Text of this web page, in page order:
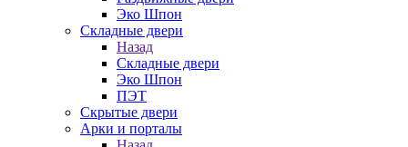
Эко Шпон
Складные двери
Назад
Складные двери
Эко Шпон
ПЭТ
Скрытые двери
Арки и порталы